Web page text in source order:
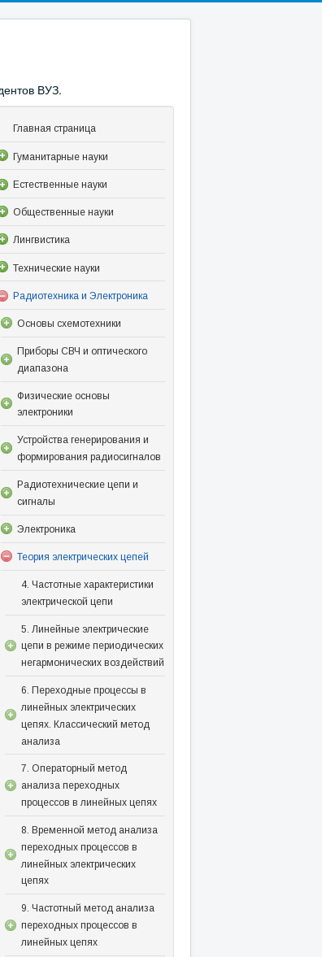
ВУЗ.
Главная страница
Гуманитарные науки
Естественные науки
Общественные науки
Лингвистика
Технические науки
Радиотехника и Электроника
Основы схемотехники
Приборы СВЧ и оптического
диапазона
Физические основы
электроники
Устройства генерирования и
формирования радиосигналов
Радиотехнические цепи и
сигналы
Электроника
Теория электрических цепей
4. Частотные характеристики
электрической цепи
5. Линейные электрические
цепи в режиме периодических
негармонических воздействий
6. Переходные процессы в
линейных электрических
цепях. Классический метод
анализа
7. Операторный метод
анализа переходных
процессов в линейных цепях
8. Временной метод анализа
переходных процессов в
линейных электрических
цепях
9. Частотный метод анализа
переходных процессов в
линейных цепях